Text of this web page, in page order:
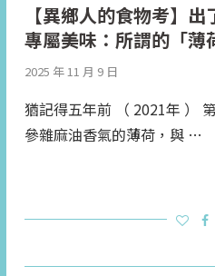
【異鄉人的食物考】
專屬美味：所謂的「薄
2025 年 11 月 9 日
猶記得五年前 （ 2021年 ）
參雜麻油香氣的薄荷，與 …